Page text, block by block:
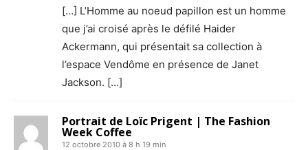
[…] L’Homme au noeud papillon est un homme
que j’ai croisé après le défilé Haider
Ackermann, qui présentait sa collection à
l’espace Vendôme en présence de Janet
Jackson. […]
Portrait de Loïc Prigent | The Fashion
Week Coffee
12 octobre 2010 à 8 h 19 min